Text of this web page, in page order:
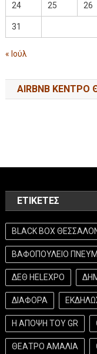
24 25 26
31
« Ιούλ
AIRBNB ΚΕΝΤΡΟ
ΕΤΙΚΈΤΕΣ
BLACK BOX
ΒΑΦΟΠΟΥΛΕΙΟ
ΔΕΘ HELEXPO
ΔΙΑΦΟΡΑ
Η ΑΠΟΨΗ ΤΟΥ GR
ΘΕΑΤΡΟ ΑΜΑΛΙΑ